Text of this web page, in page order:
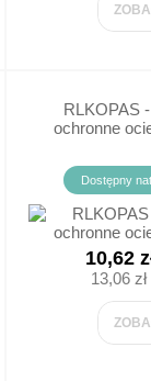
ODZIEŻ Z
PŁASZCZE
SPODNIE
RLKOPAS
ochronne
Dostępny
10,62
13,06 zł